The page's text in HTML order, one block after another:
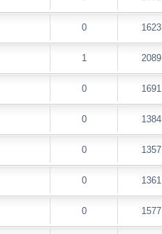
0 1623
1 2089
0 1691
0 1384
0 1357
0 1361
0 1577